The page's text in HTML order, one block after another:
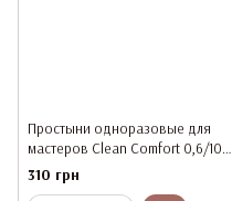
Простыни одноразовые для
мастеров Clean Comfort 0,6/100
м (пл. 20 г/м2) Красный
310 грн